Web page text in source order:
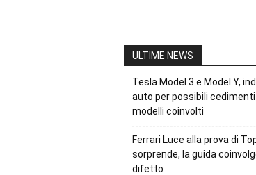
ULTIME NEWS
Tesla Model 3 e Model Y,
auto per possibili
modelli coinvolti
Ferrari Luce alla prova di
sorprende, la guida
difetto